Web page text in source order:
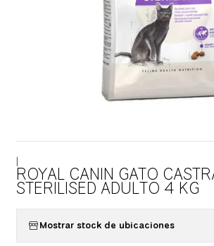
ROYAL CANIN GATO
STERILISED ADULTO 4 KG
Mostrar stock de ubicaciones